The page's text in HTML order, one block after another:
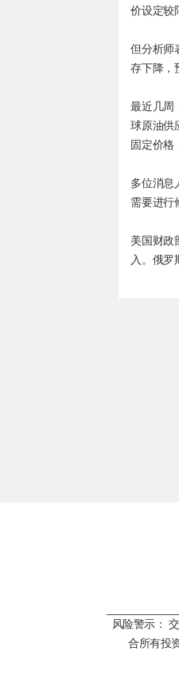
价设定较
但分析师
存下降，
最近几周
球原油供
固定价格
多位消息
需要进行
美国财政
入。俄罗
风险警示：
合所有投